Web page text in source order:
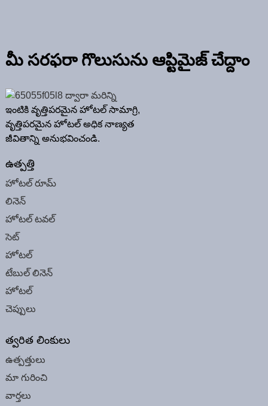
మీ సరఫరా గొలుసును ఆప్టిమైజ్ చేద్దాం
ఇంటికి వృత్తిపరమైన హోటల్ సామాగ్రి,
వృత్తిపరమైన హోటల్ అధిక నాణ్యత
జీవితాన్ని అనుభవించండి.
ఉత్పత్తి
హోటల్ రూమ్
లినెన్
హోటల్ టవల్
సెట్
హోటల్
టేబుల్ లినెన్
హోటల్
చెప్పులు
త్వరిత లింకులు
ఉత్పత్తులు
మా గురించి
వార్తలు